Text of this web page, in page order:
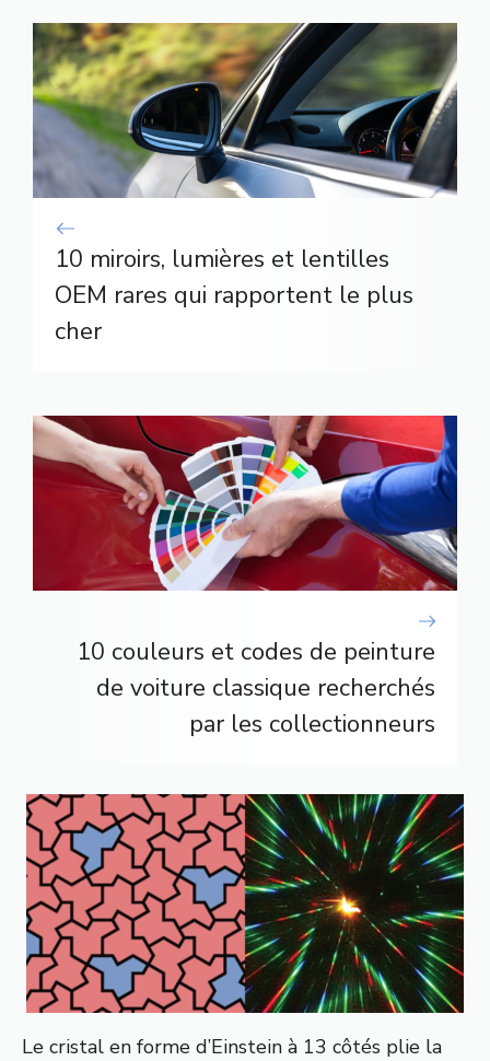
10 miroirs, lumières et lentilles
OEM rares qui rapportent le plus
cher
10 couleurs et codes de peinture
de voiture classique recherchés
par les collectionneurs
Le cristal en forme d’Einstein à 13 côtés plie la